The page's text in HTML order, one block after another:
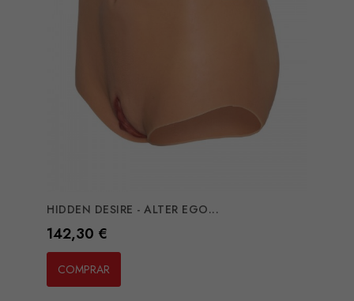
HIDDEN DESIRE - ALTER EGO...
Preço
142,30 €
COMPRAR